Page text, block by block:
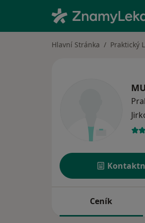
Hlavní Stránka Praktický
Ceník